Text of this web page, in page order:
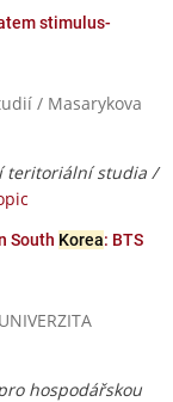
stimulus-
/ Masarykova
teritoriální studia /
South Korea: BTS
hospodářskou